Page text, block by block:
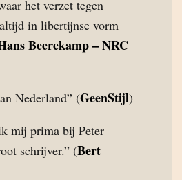
het verzet tegen
in libertijnse vorm
Beerekamp – NRC
Nederland” (GeenStijl)
mij prima bij Peter
schrijver.” (Bert